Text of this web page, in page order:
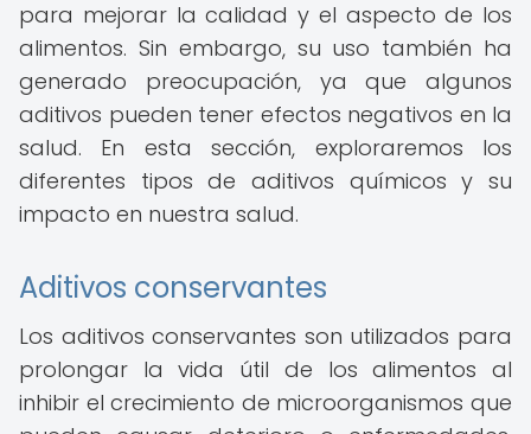
para mejorar la calidad y el aspecto de los
alimentos. Sin embargo, su uso también ha
generado preocupación, ya que algunos
aditivos pueden tener efectos negativos en la
salud. En esta sección, exploraremos los
diferentes tipos de aditivos químicos y su
impacto en nuestra salud.
Aditivos conservantes
Los aditivos conservantes son utilizados para
prolongar la vida útil de los alimentos al
inhibir el crecimiento de microorganismos que